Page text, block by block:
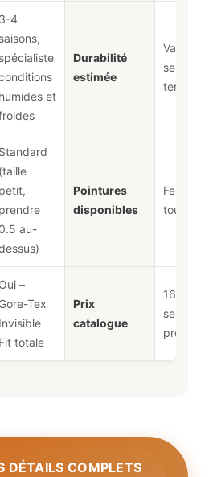
3-4
saisons,
spécialiste
humides et
Durabilité
estimée
Variable
selon
terrain
Standard
(taille
petit,
prendre
0.5 au-
Pointures
disponibles
Femme
toutes
Oui –
Gore-Tex
Invisible
Fit totale
Prix
catalogue
160-
selon
DÉTAILS COMPLETS